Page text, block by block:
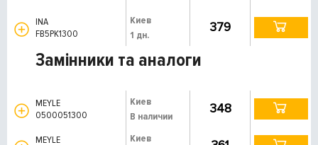
INA
FB5PK1300
Киев
1 дн.
379
Замінники та аналоги
MEYLE
0500051300
Киев
В наличии
348
MEYLE
Киев